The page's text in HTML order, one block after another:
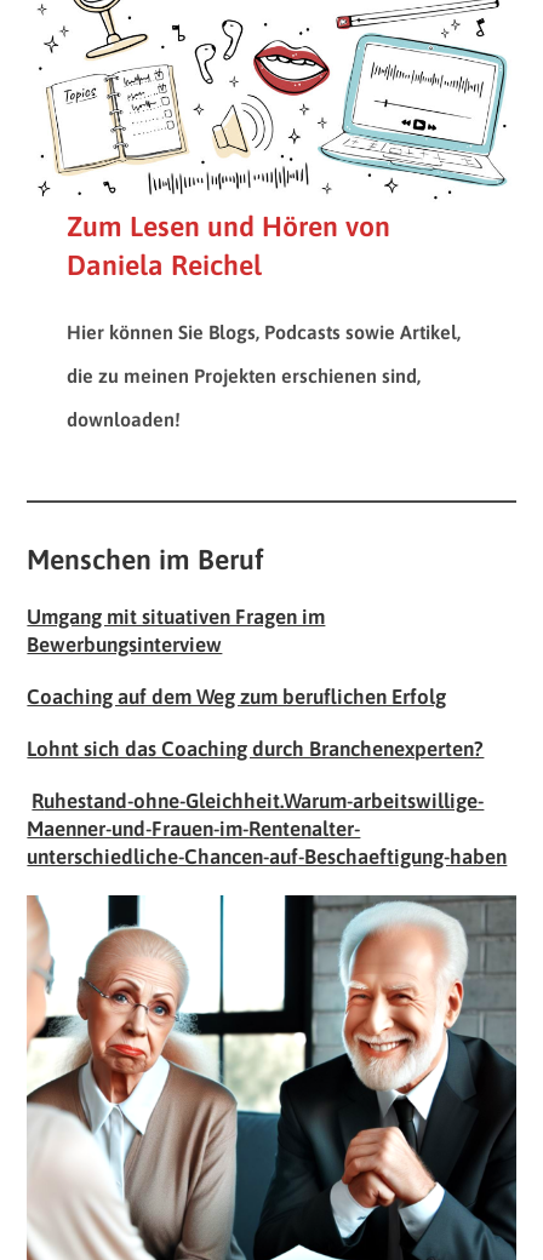
Zum Lesen und Hören von
Daniela Reichel
Hier können Sie Blogs, Podcasts sowie Artikel,
die zu meinen Projekten erschienen sind,
downloaden!
Menschen im Beruf
Umgang mit situativen Fragen im
Bewerbungsinterview
Coaching auf dem Weg zum beruflichen Erfolg
Lohnt sich das Coaching durch Branchenexperten?
Ruhestand-ohne-Gleichheit.Warum-arbeitswillige-
Maenner-und-Frauen-im-Rentenalter-
unterschiedliche-Chancen-auf-Beschaeftigung-haben